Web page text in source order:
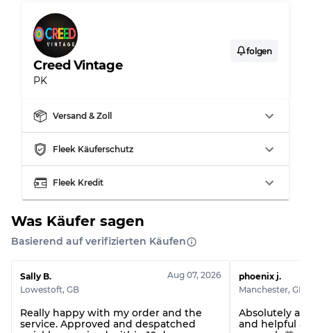
Note C
Aufteilung für gemischte Ratios
Note AB
70% A, 30% B
Note BC
60% B, 40% C
Note ABC
30% A, 40% B, 30% C
Creed Vintage
PK
folgen
Versand & Zoll
Fleek Käuferschutz
Fleek Kredit
Was Käufer sagen
Basierend auf verifizierten Käufen
Sally B.
Lowestoft, GB
Aug 07, 2026
Really happy with my order and the
service. Approved and despatched
phoenix j.
Manchester, GB
Absolutely
and helpful